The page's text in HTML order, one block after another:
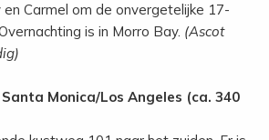
Carmel om de onvergetelijke 17-
is in Morro Bay. (Ascot
Monica/Los Angeles (ca. 340